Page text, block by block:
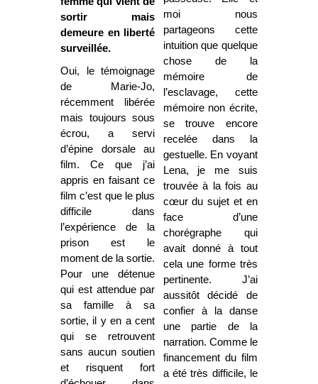
sortir mais
demeure en liberté
surveillée.
Oui, le témoignage
de Marie-Jo,
récemment libérée
mais toujours sous
écrou, a servi
d’épine dorsale au
film. Ce que j’ai
appris en faisant ce
film c’est que le plus
difficile dans
l’expérience de la
prison est le
moment de la sortie.
Pour une détenue
qui est attendue par
sa famille à sa
sortie, il y en a cent
qui se retrouvent
sans aucun soutien
et risquent fort
moi nous
partageons cette
intuition que quelque
chose de la
mémoire de
l’esclavage, cette
mémoire non écrite,
se trouve encore
recelée dans la
gestuelle. En voyant
Lena, je me suis
trouvée à la fois au
cœur du sujet et en
face d’une
chorégraphe qui
avait donné à tout
cela une forme très
pertinente. J’ai
aussitôt décidé de
confier à la danse
une partie de la
narration. Comme le
financement du film
a été très difficile, le